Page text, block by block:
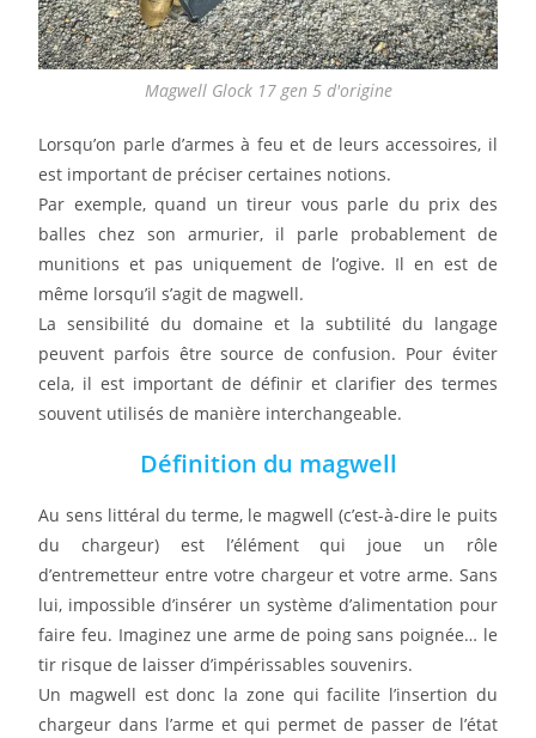
Magwell Glock 17 gen 5 d'origine
Lorsqu’on parle d’armes à feu et de leurs accessoires, il
est important de préciser certaines notions.
Par exemple, quand un tireur vous parle du prix des
balles chez son armurier, il parle probablement de
munitions et pas uniquement de l’ogive. Il en est de
même lorsqu’il s’agit de magwell.
La sensibilité du domaine et la subtilité du langage
peuvent parfois être source de confusion. Pour éviter
cela, il est important de définir et clarifier des termes
souvent utilisés de manière interchangeable.
Définition du magwell
Au sens littéral du terme, le magwell (c’est-à-dire le puits
du chargeur) est l’élément qui joue un rôle
d’entremetteur entre votre chargeur et votre arme. Sans
lui, impossible d’insérer un système d’alimentation pour
faire feu. Imaginez une arme de poing sans poignée… le
tir risque de laisser d’impérissables souvenirs.
Un magwell est donc la zone qui facilite l’insertion du
chargeur dans l’arme et qui permet de passer de l’état